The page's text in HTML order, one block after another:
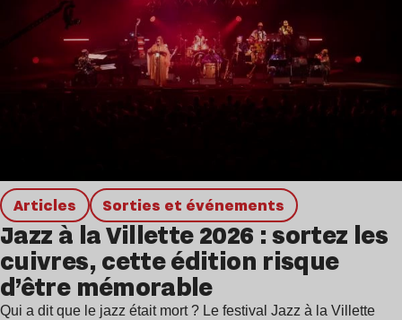
Articles Sorties et événements
Jazz à la Villette 2026 : sortez les
cuivres, cette édition risque
d’être mémorable
Qui a dit que le jazz était mort ? Le festival Jazz à la Villette